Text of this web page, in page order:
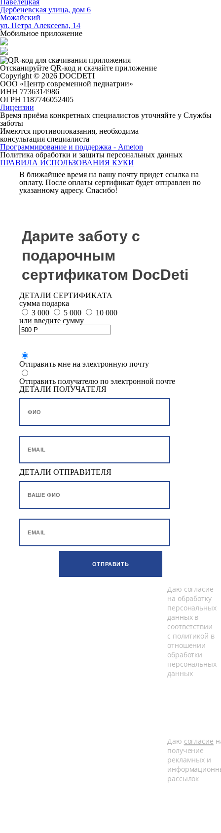
Павелецкая
Дербеневская улица, дом 6
Можайский
ул. Петра Алексеева, 14
Мобильное приложение
Отсканируйте QR-код и скачайте приложение
Copyright © 2026 DOCDETI
ООО «Центр современной педиатрии»
ИНН 7736314986
ОГРН 1187746052405
Лицензии
Время приёма конкретных специалистов уточняйте у Службы
заботы
Имеются противопоказания, необходима
консультация специалиста
Программирование и поддержка - Ameton
Политика обработки и защиты персональных данных
ПРАВИЛА ИСПОЛЬЗОВАНИЯ КУКИ
В ближайшее время на вашу почту придет ссылка на
оплату. После оплаты сертификат будет отправлен по
указанному адресу. Спасибо!
Дарите заботу с
подарочным
сертификатом DocDeti
ДЕТАЛИ СЕРТИФИКАТА
сумма подарка
3 000
5 000
10 000
или введите сумму
Отправить мне на электронную почту
Отправить получателю по электронной почте
ДЕТАЛИ ПОЛУЧАТЕЛЯ
ДЕТАЛИ ОТПРАВИТЕЛЯ
ОТПРАВИТЬ
Даю согласие
на обработку
персональных
данных в
соответствии
с политикой в
отношении
обработки
персональных
данных
Даю согласие
получение
рекламных и
рассылок